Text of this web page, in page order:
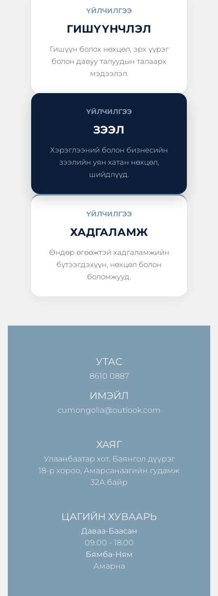
ҮЙЛЧИЛГЭЭ
ГИШҮҮНЧЛЭЛ
Гишүүн болох нөхцөл, эрх үүрэг
болон давуу талуудын талаарх
мэдээлэл.
ҮЙЛЧИЛГЭЭ
ЗЭЭЛ
Хэрэглээний болон бизнесийн
зээлийн уян хатан нөхцөл,
шийдлүүд.
ҮЙЛЧИЛГЭЭ
ХАДГАЛАМЖ
Өндөр өгөөжтэй хадгаламжийн
бүтээгдэхүүн, нөхцөл болон
боломжууд.
УТАС
8610 0887
ИМЭЙЛ
cumongolia@outlook.com
ХАЯГ
Улаанбаатар хот, Баянгол дүүрэг
18-р хороо, Амарсанаагийн гудамж
32А байр
ЦАГИЙН ХУВААРЬ
Даваа-Баасан
09.00 - 18.00
Бямба-Ням
Амарна